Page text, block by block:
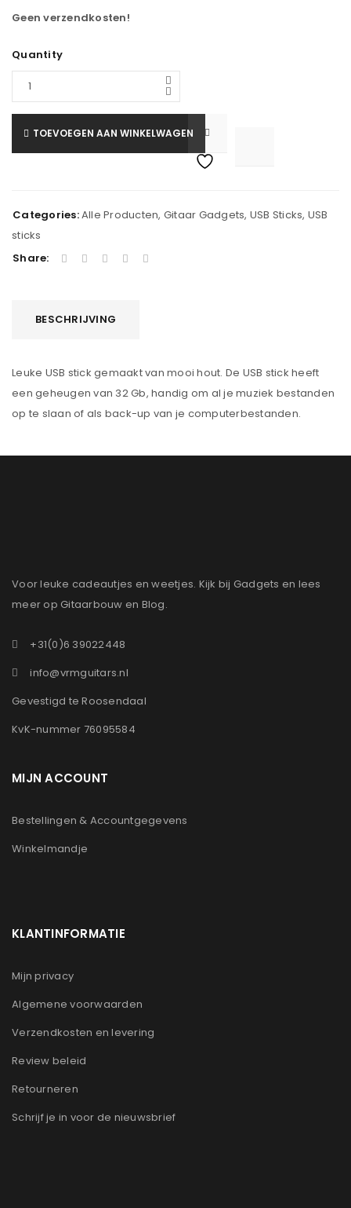
Geen verzendkosten!
Quantity
TOEVOEGEN AAN WINKELWAGEN
Categories:Alle Producten, Gitaar Gadgets, USB Sticks, USB
sticks
Share:
BESCHRIJVING
Leuke USB stick gemaakt van mooi hout. De USB stick heeft
een geheugen van 32 Gb, handig om al je muziek bestanden
op te slaan of als back-up van je computerbestanden.
Voor leuke cadeautjes en weetjes. Kijk bij Gadgets en lees
meer op Gitaarbouw en Blog.
+31(0)6 39022448
info@vrmguitars.nl
Gevestigd te Roosendaal
KvK-nummer 76095584
MIJN ACCOUNT
Bestellingen & Accountgegevens
Winkelmandje
KLANTINFORMATIE
Mijn privacy
Algemene voorwaarden
Verzendkosten en levering
Review beleid
Retourneren
Schrijf je in voor de nieuwsbrief